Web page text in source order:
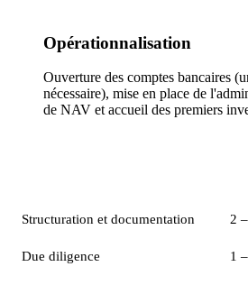
Opérationnalisation
Ouverture des comptes bancaires
nécessaire), mise en place de
de NAV et accueil des premiers
Structuration et documentation 2
Due diligence 1